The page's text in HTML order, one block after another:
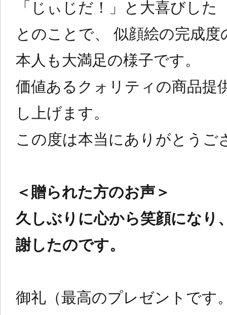
「じぃじだ！」と大喜びした
とのことで、 似顔絵の完成
本人も大満足の様子です。
価値あるクォリティの商品提
し上げます。
この度は本当にありがとうご
＜贈られた方のお声＞
久しぶりに心から笑顔になり
謝したのです。
御礼（最高のプレゼントです